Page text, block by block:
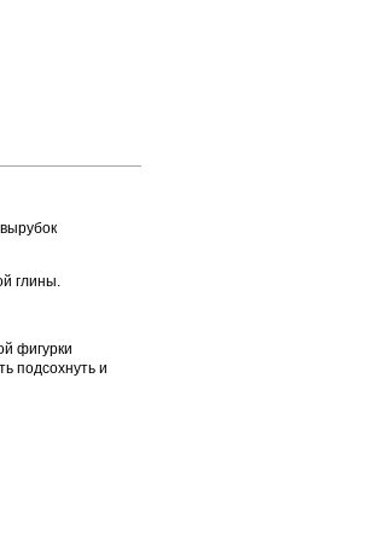
глины.
фигурки
подсохнуть и